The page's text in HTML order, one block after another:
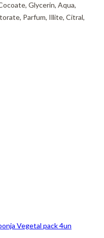
Glycerin, Aqua,
Parfum, Illite, Citral,